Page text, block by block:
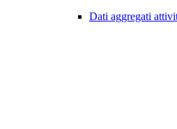
Dati aggregati